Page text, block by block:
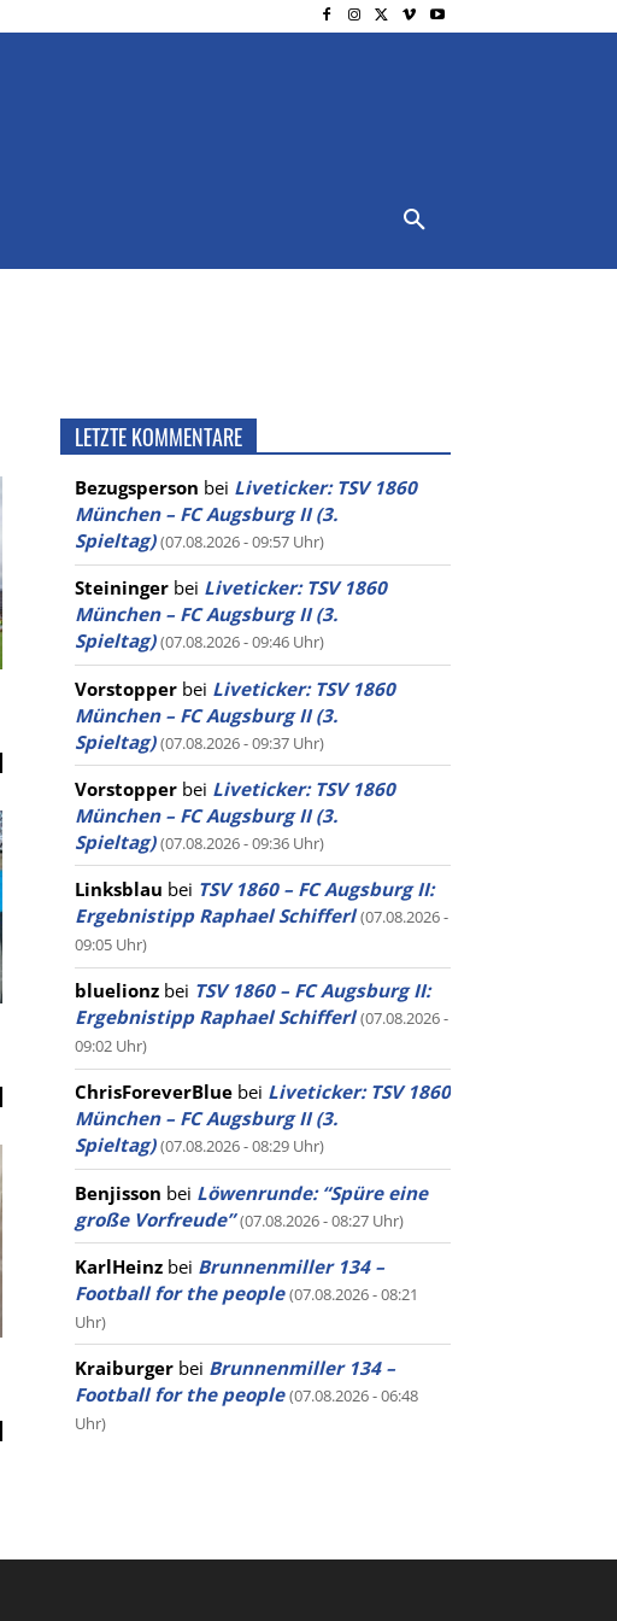
LETZTE KOMMENTARE
Bezugsperson bei Liveticker: TSV 1860
München – FC Augsburg II (3.
Spieltag) (07.08.2026 - 09:57 Uhr)
Steininger bei Liveticker: TSV 1860
München – FC Augsburg II (3.
Spieltag) (07.08.2026 - 09:46 Uhr)
Vorstopper bei Liveticker: TSV 1860
München – FC Augsburg II (3.
Spieltag) (07.08.2026 - 09:37 Uhr)
Vorstopper bei Liveticker: TSV 1860
München – FC Augsburg II (3.
Spieltag) (07.08.2026 - 09:36 Uhr)
Linksblau bei TSV 1860 – FC Augsburg II:
Ergebnistipp Raphael Schifferl (07.08.2026 -
09:05 Uhr)
bluelionz bei TSV 1860 – FC Augsburg II:
Ergebnistipp Raphael Schifferl (07.08.2026 -
09:02 Uhr)
ChrisForeverBlue bei Liveticker: TSV 1860
München – FC Augsburg II (3.
Spieltag) (07.08.2026 - 08:29 Uhr)
Benjisson bei Löwenrunde: “Spüre eine
große Vorfreude” (07.08.2026 - 08:27 Uhr)
KarlHeinz bei Brunnenmiller 134 –
Football for the people (07.08.2026 - 08:21
Uhr)
Kraiburger bei Brunnenmiller 134 –
Football for the people (07.08.2026 - 06:48
Uhr)